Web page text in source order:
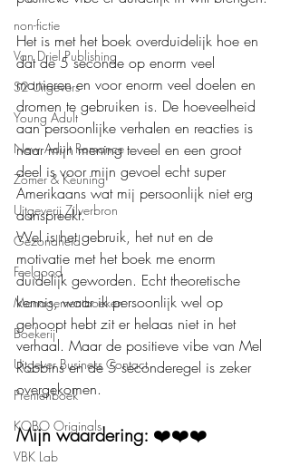
non-fictie
Van Driel Publishing
S2 Uitgevers
Young Adult
New Adult Romance
Zomer & Keuning
Uitgeverij Zilverbron
Gezondheid
Feelgood
Managementboeken
Boekerij
Uitgever Business Contact
Prentenboek
KOBO Originals
VBK Lab
Het is met het boek overduidelijk hoe en
dat de 5 seconde op enorm veel
manieren en voor enorm veel doelen en
dromen te gebruiken is. De hoeveelheid
aan persoonlijke verhalen en reacties is
naar mijn mening teveel en een groot
deel is voor mijn gevoel echt super
Amerikaans wat mij persoonlijk niet erg
aanspreekt.
Wel is het gebruik, het nut en de
motivatie met het boek me enorm
duidelijk geworden. Echt theoretische
kennis, waar ik persoonlijk wel op
gehoopt hebt zit er helaas niet in het
verhaal. Maar de positieve vibe van Mel
Robbins en de 5 seconderegel is zeker
overgekomen.
Mijn waardering: ❤️❤️❤️